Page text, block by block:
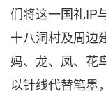
们将这一国礼IP
十八洞村及周边
妈、龙、凤、花
以针线代替笔墨